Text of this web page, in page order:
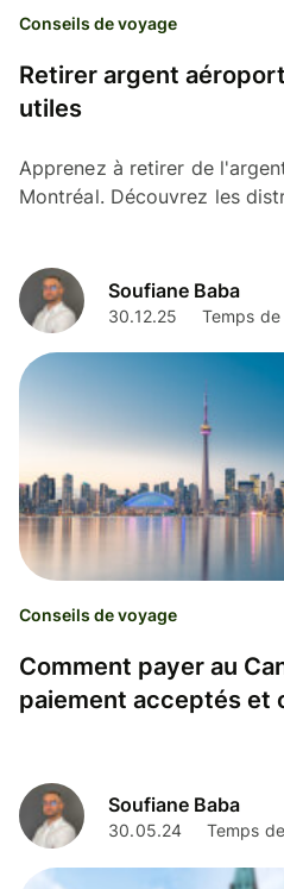
Conseils de voyage
Retirer argent
utiles
Apprenez à retirer de
Montréal. Découvrez les
Soufiane Baba
30.12.25 Temps
Conseils de voyage
Comment payer au
paiement acceptés et
Soufiane Baba
30.05.24 Temps